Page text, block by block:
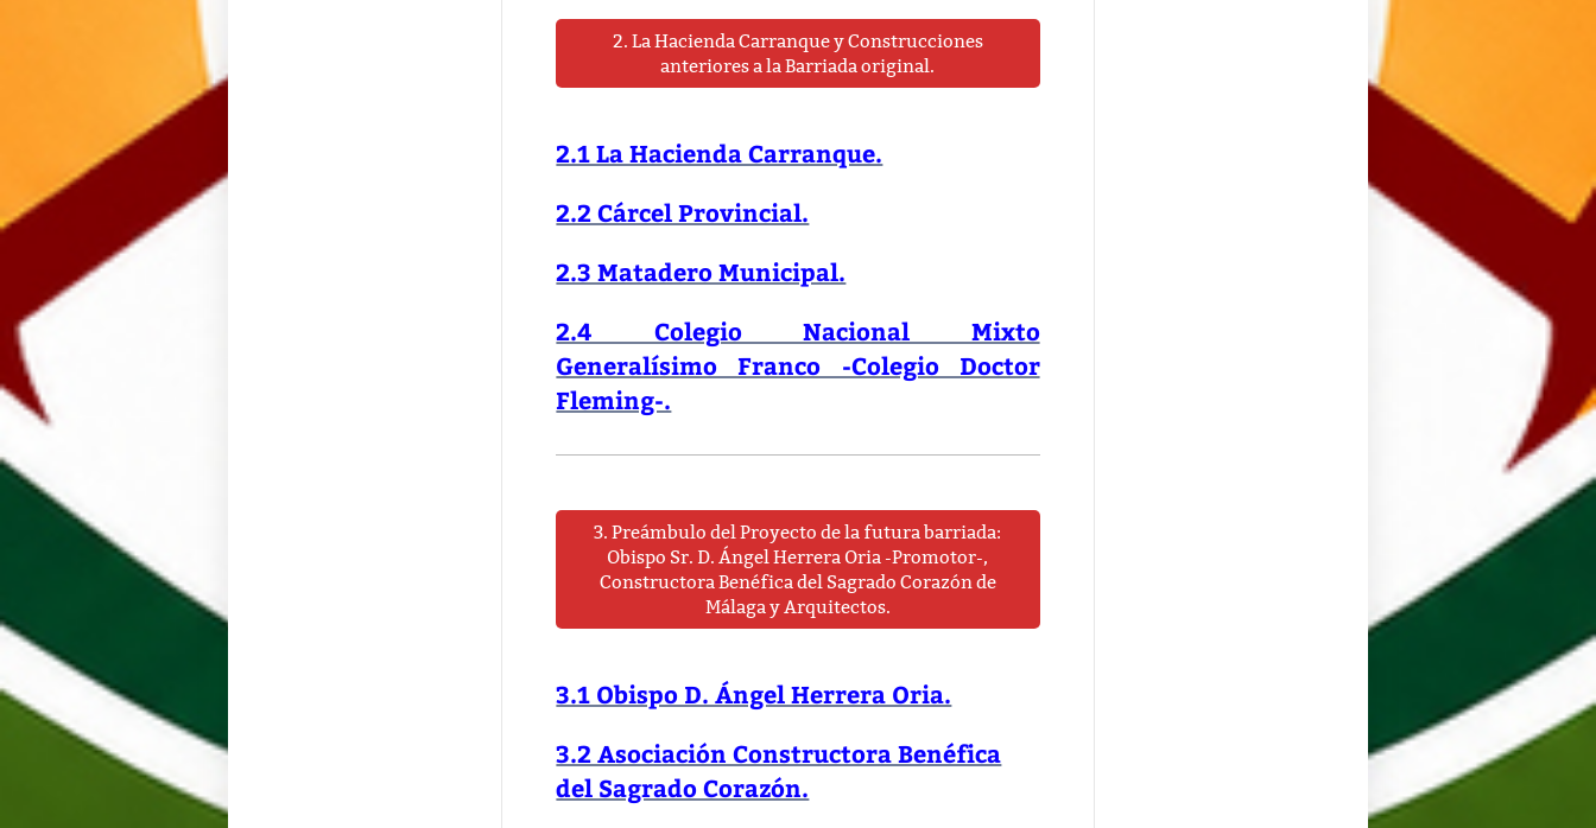
2. La Hacienda Carranque y Construcciones
anteriores a la Barriada original.
2.1 La Hacienda Carranque.
2.2 Cárcel Provincial.
2.3 Matadero Municipal.
2.4 Colegio Nacional Mixto
Generalísimo Franco -Colegio Doctor
Fleming-.
3. Preámbulo del Proyecto de la futura barriada:
Obispo Sr. D. Ángel Herrera Oria -Promotor-,
Constructora Benéfica del Sagrado Corazón de
Málaga y Arquitectos.
3.1 Obispo D. Ángel Herrera Oria.
3.2 Asociación Constructora Benéfica
del Sagrado Corazón.